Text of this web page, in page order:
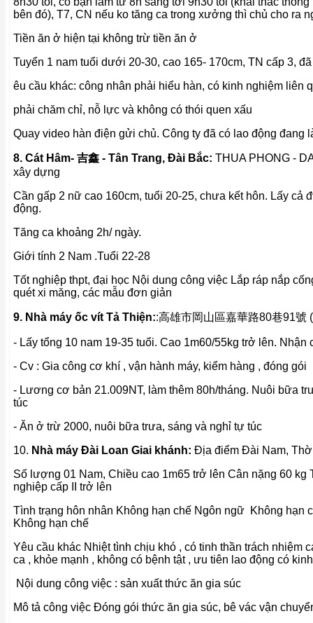
bên đó), T7, CN nếu ko tăng ca trong xưởng thì chủ cho ra
Tiền ăn ở hiện tại không trừ tiền ăn ở
Tuyển 1 nam tuổi dưới 20-30, cao 165- 170cm, TN cấp 3,
êu cầu khác: công nhân phải hiểu hàn, có kinh nghiệm liên
phải chăm chỉ, nỗ lực và không có thói quen xấu
Quay video hàn điện gửi chủ. Công ty đã có lao động đang
8. Cát Hâm- 吉鑫 - Tân Trang, Đài Bắc: THUA PHONG -
xây dựng
Cần gấp 2 nữ cao 160cm, tuổi 20-25, chưa kết hôn. Lấy cả
động.
Tăng ca khoảng 2h/ ngày.
Giới tính 2 Nam .Tuổi 22-28
Tốt nghiệp thpt, đại học Nội dung công việc Lắp ráp nắp
quét xi măng, các mẫu đơn giản
9. Nhà máy ốc vít Tả Thiện::高雄市岡山區嘉華路80巷91
- Lấy tổng 10 nam 19-35 tuổi. Cao 1m60/55kg trở lên.
- Cv : Gia công cơ khí , vận hành máy, kiểm hàng , đóng gói
- Lương cơ bản 21.009NT, làm thêm 80h/tháng. Nuôi bữa
túc
- Ăn ở trừ 2000, nuôi bữa trưa, sáng và nghỉ tự túc
10. Nhà máy Đài Loan Giai khánh: Địa điểm Đài Nam,
Số lượng 01 Nam, Chiều cao 1m65 trở lên Cân nặng 60 kg
nghiệp cấp II trở lên
Tình trạng hôn nhân Không hạn chế Ngôn ngữ Không hạn
Không hạn chế
Yêu cầu khác Nhiệt tình chịu khó , có tinh thần trách nhiệm
ca , khỏe mạnh , không có bệnh tật , ưu tiên lao động có
Nội dung công việc : sản xuất thức ăn gia súc
Mô tả công việc Đóng gói thức ăn gia súc, bê vác vận